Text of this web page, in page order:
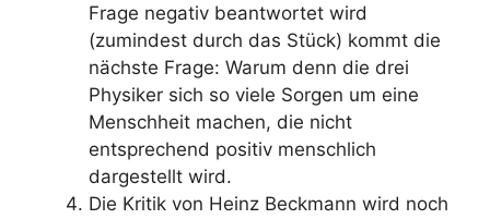
Frage negativ beantwortet wird
(zumindest durch das Stück) kommt die
nächste Frage: Warum denn die drei
Physiker sich so viele Sorgen um eine
Menschheit machen, die nicht
entsprechend positiv menschlich
dargestellt wird.
Die Kritik von Heinz Beckmann wird noch